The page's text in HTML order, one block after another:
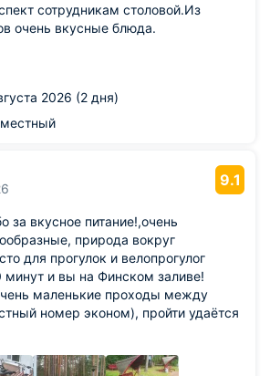
сотрудникам столовой.Из
очень вкусные блюда.
санатории советского времени
бы неплохо благоустроить
освежителя воздуха. В номерах
сетка на окнах. Вечером на ночь
Не отремонтирован балкон.
2026 (2 дня)
9.1
за вкусное питание!,очень
природа вокруг
для прогулок и велопрогулог
минут и вы на Финском заливе!
маленькие проходы между
номер эконом), пройти удаётся